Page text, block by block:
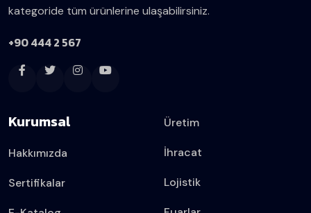
kategoride tüm ürünlerine ulaşabilirsiniz.
+90 444 2 567
Kurumsal
Hakkımızda
Sertifikalar
Üretim
İhracat
Lojistik